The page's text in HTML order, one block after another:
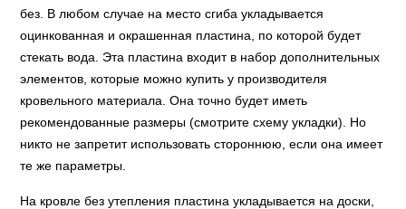
без. В любом случае на место сгиба укладывается
оцинкованная и окрашенная пластина, по которой будет
стекать вода. Эта пластина входит в набор дополнительных
элементов, которые можно купить у производителя
кровельного материала. Она точно будет иметь
рекомендованные размеры (смотрите схему укладки). Но
никто не запретит использовать стороннюю, если она имеет
те же параметры.
На кровле без утепления пластина укладывается на доски,